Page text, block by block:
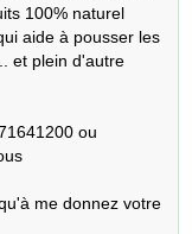
100% naturel
aide à pousser les
et plein d'autre
ou
me donnez votre